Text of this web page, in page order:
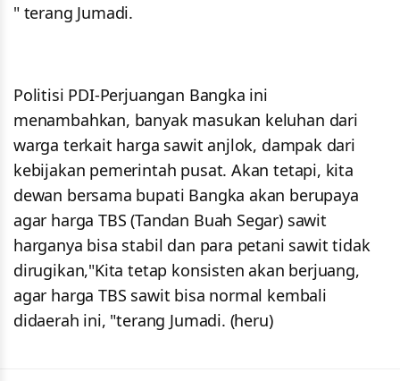
" terang Jumadi.
Politisi PDI-Perjuangan Bangka ini
menambahkan, banyak masukan keluhan dari
warga terkait harga sawit anjlok, dampak dari
kebijakan pemerintah pusat. Akan tetapi, kita
dewan bersama bupati Bangka akan berupaya
agar harga TBS (Tandan Buah Segar) sawit
harganya bisa stabil dan para petani sawit tidak
dirugikan,"Kita tetap konsisten akan berjuang,
agar harga TBS sawit bisa normal kembali
didaerah ini, "terang Jumadi. (heru)